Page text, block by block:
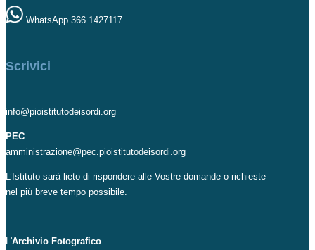
WhatsApp 366 1427117
Scrivici
info@pioistitutodeisordi.org
PEC:
amministrazione@pec.pioistitutodeisordi.org
L’Istituto sarà lieto di rispondere alle Vostre domande o richieste
nel più breve tempo possibile.
L'Archivio Fotografico